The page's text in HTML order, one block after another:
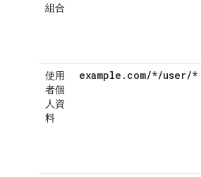
組合
使用
者個
人資
料
example.com/*/user/*